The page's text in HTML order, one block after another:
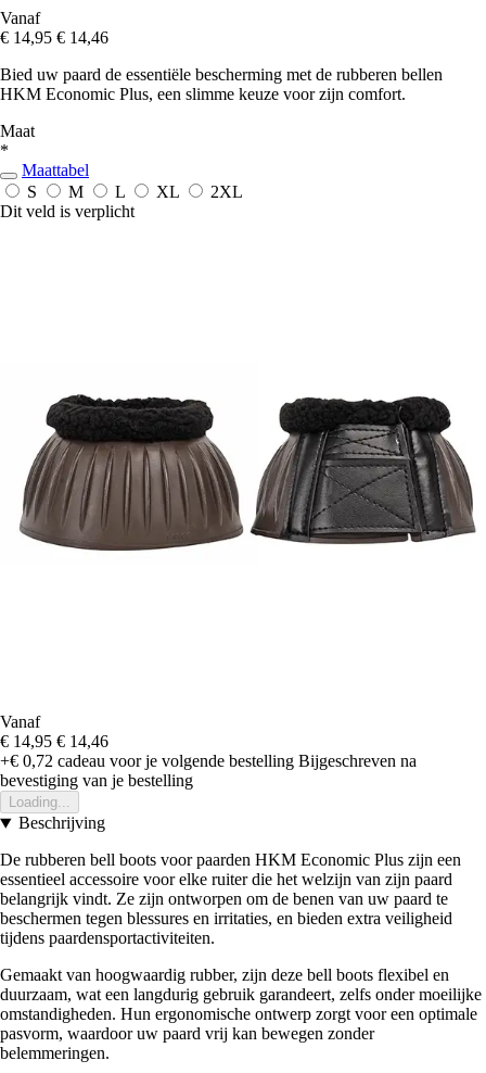
Vanaf
€ 14,95 € 14,46
Bied uw paard de essentiële bescherming met de rubberen bellen
HKM Economic Plus, een slimme keuze voor zijn comfort.
Maat
*
Maattabel
S
M L XL
2XL
Dit veld is verplicht
Vanaf
€ 14,95 € 14,46
+€ 0,72 cadeau voor je volgende bestelling Bijgeschreven na
bevestiging van je bestelling
Loading...
Beschrijving
De rubberen bell boots voor paarden HKM Economic Plus zijn een
essentieel accessoire voor elke ruiter die het welzijn van zijn paard
belangrijk vindt. Ze zijn ontworpen om de benen van uw paard te
beschermen tegen blessures en irritaties, en bieden extra veiligheid
tijdens paardensportactiviteiten.
Gemaakt van hoogwaardig rubber, zijn deze bell boots flexibel en
duurzaam, wat een langdurig gebruik garandeert, zelfs onder moeilijke
omstandigheden. Hun ergonomische ontwerp zorgt voor een optimale
pasvorm, waardoor uw paard vrij kan bewegen zonder
belemmeringen.